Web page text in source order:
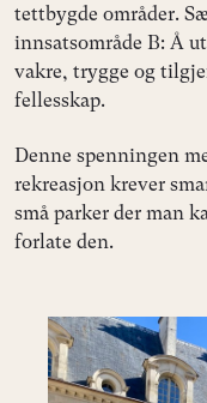
tettbygde områder.
innsatsområde B: Å
vakre, trygge og
fellesskap.
Denne spenningen
rekreasjon krever
små parker der man
forlate den.